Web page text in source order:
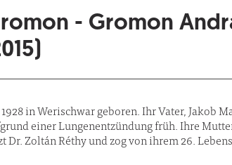
- Gromon
in Werischwar geboren. Ihr Vater, Jakob
einer Lungenentzündung früh. Ihre
Dr. Zoltán Réthy und zog von ihrem 26.